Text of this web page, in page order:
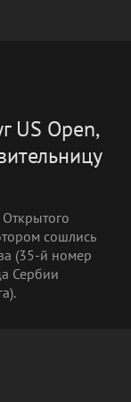
US Open,
Открытого
сошлись
(35-й номер
Сербии